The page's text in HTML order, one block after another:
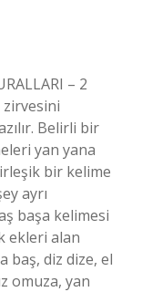
– 2
Belirli bir
yan yana
bir kelime
ayrı
başa kelimesi
ekleri alan
baş, diz dize, el
omuza, yan